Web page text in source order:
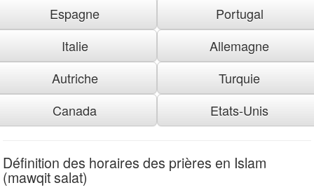
Espagne
Portugal
Italie
Allemagne
Autriche
Turquie
Canada
Etats-Unis
Définition des horaires des prières en Islam
(mawqit salat)